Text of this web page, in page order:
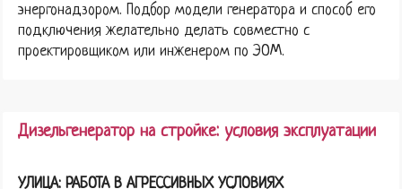
энергонадзором. Подбор модели генератора и способ его
подключения желательно делать совместно с
проектировщиком или инженером по ЭОМ.
Дизельгенератор на стройке: условия эксплуатации
УЛИЦА: РАБОТА В АГРЕССИВНЫХ УСЛОВИЯХ